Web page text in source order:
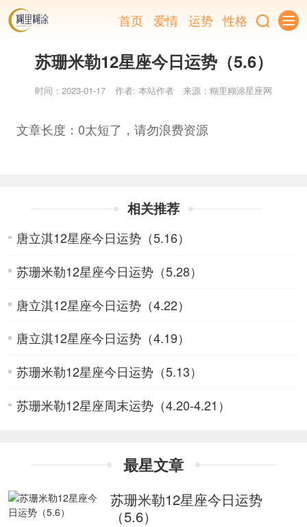
首页 爱情 运势 性格
苏珊米勒12星座今日运势（5.6）
时间：2023-01-17 作者: 本站作者 来源：糊里糊涂星座网
文章长度：0太短了，请勿浪费资源
相关推荐
唐立淇12星座今日运势（5.16）
苏珊米勒12星座今日运势（5.28）
唐立淇12星座今日运势（4.22）
唐立淇12星座今日运势（4.19）
苏珊米勒12星座今日运势（5.13）
苏珊米勒12星座周末运势（4.20-4.21）
最星文章
苏珊米勒12星座今日运势
（5.6）